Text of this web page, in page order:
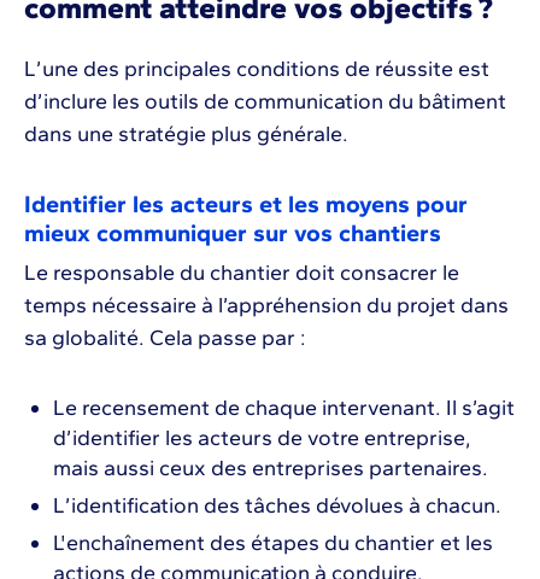
comment atteindre vos objectifs ?
L’une des principales conditions de réussite est
d’inclure les outils de communication du bâtiment
dans une stratégie plus générale.
Identifier les acteurs et les moyens pour
mieux communiquer sur vos chantiers
Le responsable du chantier doit consacrer le
temps nécessaire à l’appréhension du projet dans
sa globalité. Cela passe par :
Le recensement de chaque intervenant. Il s’agit
d’identifier les acteurs de votre entreprise,
mais aussi ceux des entreprises partenaires.
L’identification des tâches dévolues à chacun.
L'enchaînement des étapes du chantier et les
actions de communication à conduire.